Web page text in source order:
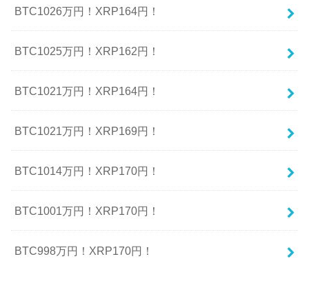
BTC1026万円！XRP164円！
BTC1025万円！XRP162円！
BTC1021万円！XRP164円！
BTC1021万円！XRP169円！
BTC1014万円！XRP170円！
BTC1001万円！XRP170円！
BTC998万円！XRP170円！